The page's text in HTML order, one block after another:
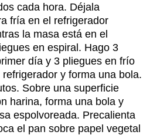
cada hora. Déjala
fría en el refrigerador
la masa está en el
en espiral. Hago 3
día y 3 pliegues en frío
y forma una bola.
Sobre una superficie
harina, forma una bola y
espolvoreada. Precalienta
el pan sobre papel vegetal